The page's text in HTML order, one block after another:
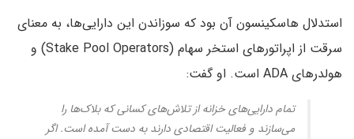
استدلال هاسکینسون آن بود که سوزاندن این دارایی‌ها، به معنای
سرقت از اپراتورهای استخر سهام (Stake Pool Operators) و
هولدرهای ADA است. او گفت:
تمام دارایی‌های خزانه از تلاش‌های کسانی که بلاک‌ها را
می‌سازند و فعالیت‌ اقتصادی دارند به دست آمده است. اگر